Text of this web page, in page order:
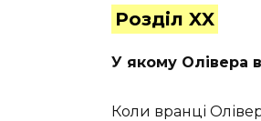
Розділ XX
У якому Олівера
Коли вранці